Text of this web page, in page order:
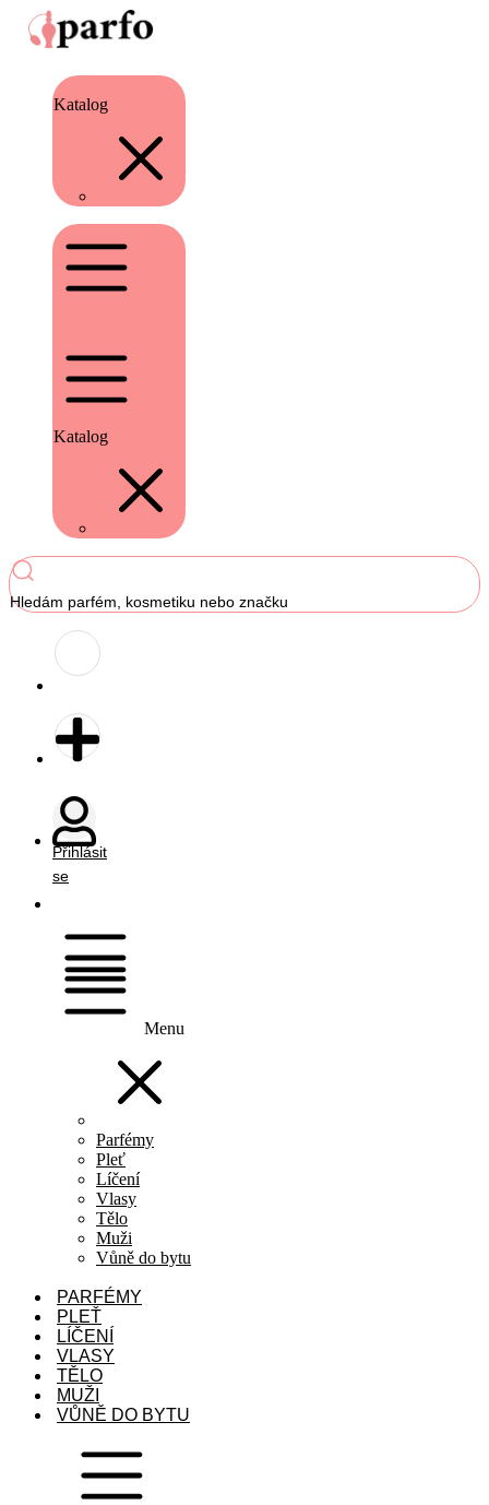
Katalog
Katalog
Hledám parfém, kosmetiku nebo značku
Přihlásit
se
Menu
Parfémy
Pleť
Líčení
Vlasy
Tělo
Muži
Vůně do bytu
PARFÉMY
PLEŤ
LÍČENÍ
VLASY
TĚLO
MUŽI
VŮNĚ DO BYTU